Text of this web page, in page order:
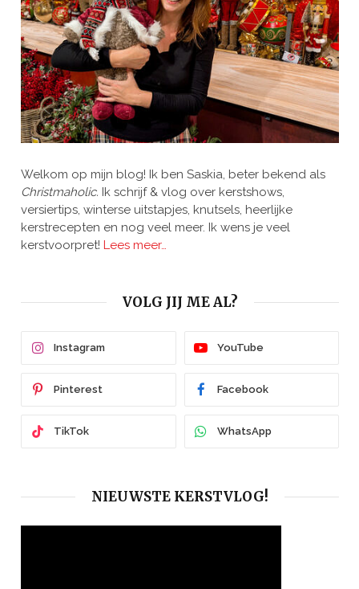
Welkom op mijn blog! Ik ben Saskia, beter bekend als
Christmaholic. Ik schrijf & vlog over kerstshows,
versiertips, winterse uitstapjes, knutsels, heerlijke
kerstrecepten en nog veel meer. Ik wens je veel
kerstvoorpret! Lees meer…
VOLG JIJ ME AL?
Instagram YouTube
Pinterest Facebook
TikTok WhatsApp
NIEUWSTE KERSTVLOG!